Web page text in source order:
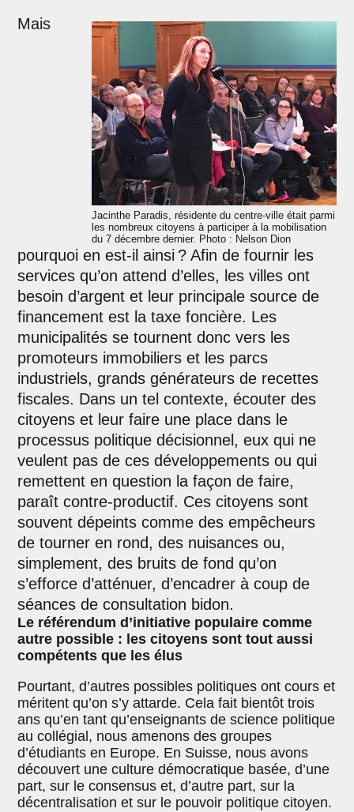
Jacinthe Paradis, résidente du centre-ville était parmi
les nombreux citoyens à participer à la mobilisation
du 7 décembre dernier. Photo : Nelson Dion
Mais
pourquoi en est-il ainsi ? Afin de fournir les
services qu’on attend d’elles, les villes ont
besoin d’argent et leur principale source de
financement est la taxe foncière. Les
municipalités se tournent donc vers les
promoteurs immobiliers et les parcs
industriels, grands générateurs de recettes
fiscales. Dans un tel contexte, écouter des
citoyens et leur faire une place dans le
processus politique décisionnel, eux qui ne
veulent pas de ces développements ou qui
remettent en question la façon de faire,
paraît contre-productif. Ces citoyens sont
souvent dépeints comme des empêcheurs
de tourner en rond, des nuisances ou,
simplement, des bruits de fond qu’on
s’efforce d’atténuer, d’encadrer à coup de
séances de consultation bidon.
Le référendum d’initiative populaire comme
autre possible : les citoyens sont tout aussi
compétents que les élus
Pourtant, d’autres possibles politiques ont cours et
méritent qu’on s’y attarde. Cela fait bientôt trois
ans qu’en tant qu’enseignants de science politique
au collégial, nous amenons des groupes
d’étudiants en Europe. En Suisse, nous avons
découvert une culture démocratique basée, d’une
part, sur le consensus et, d’autre part, sur la
décentralisation et sur le pouvoir politique citoyen.